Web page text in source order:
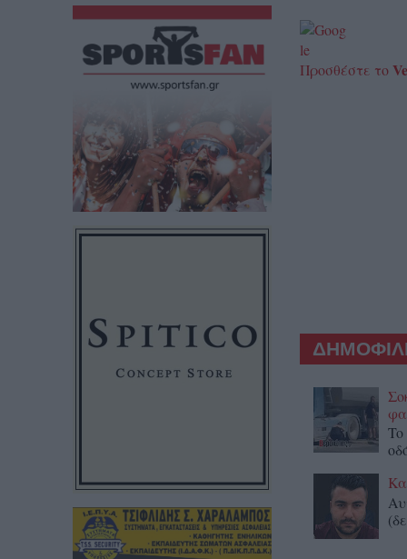
Προσθέστε το
To